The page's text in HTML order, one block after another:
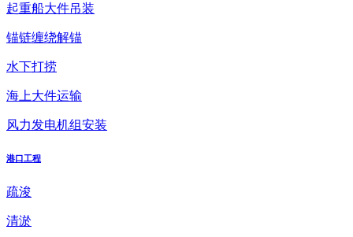
起重船大件吊装
锚链缠绕解锚
水下打捞
海上大件运输
风力发电机组安装
港口工程
疏浚
清淤